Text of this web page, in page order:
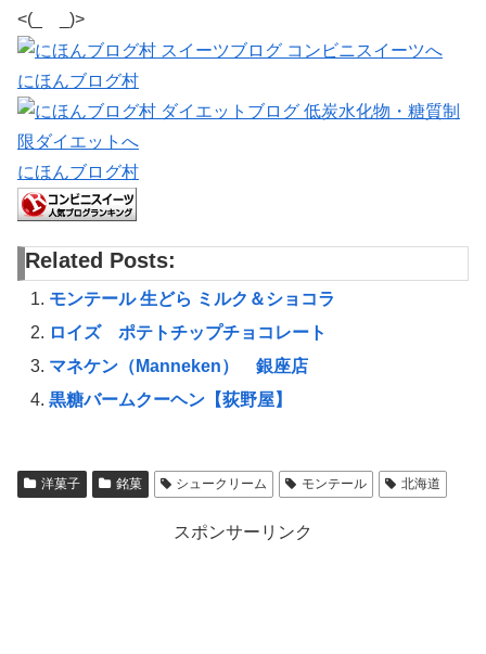
<(_ _)>
にほんブログ村
にほんブログ村
Related Posts:
モンテール 生どら ミルク＆ショコラ
ロイズ ポテトチップチョコレート
マネケン（Manneken） 銀座店
黒糖バームクーヘン【荻野屋】
洋菓子 銘菓 シュークリーム モンテール 北海道
スポンサーリンク